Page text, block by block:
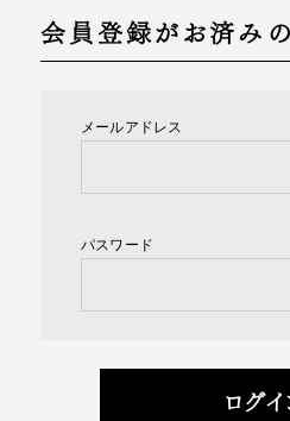
会員登録がお済み
メールアドレス
パスワード
ログイ